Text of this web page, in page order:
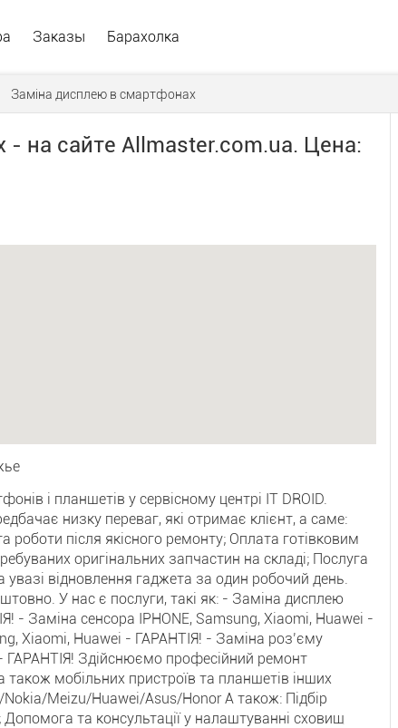
Заказы Барахолка
Заміна дисплею в смартфонах
на сайте Allmaster.com.ua. Цена:
і планшетів у сервісному центрі IT DROID.
низку переваг, які отримає клієнт, а саме:
після якісного ремонту; Оплата готівковим
оригінальних запчастин на складі; Послуга
відновлення гаджета за один робочий день.
У нас є послуги, такі як: - Заміна дисплею
- Заміна сенсора IPHONE, Samsung, Xiaomi, Huawei -
Xiaomi, Huawei - ГАРАНТІЯ! - Заміна роз’єму
ГАРАНТІЯ! Здійснюємо професійний ремонт
також мобільних пристроїв та планшетів інших
Меizu/Нuаwеi/Аsus/Ноnоr А також: Підбір
та консультації у налаштуванні сховищ